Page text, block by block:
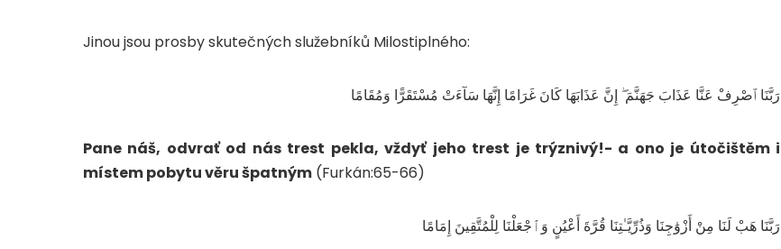
Jinou jsou prosby skutečných služebníků Milostiplného:
رَبَّنَا ٱصْرِفْ عَنَّا عَذَابَ جَهَنَّمَ ۖ إِنَّ عَذَابَهَا كَانَ غَرَامًا إِنَّهَا سَآءَتْ مُسْتَقَرًّا وَمُقَامًا
Pane náš, odvrať od nás trest pekla, vždyť jeho trest je trýznivý!- a ono je útočištěm i
místem pobytu věru špatným (Furkán:65-66)
رَبَّنَا هَبْ لَنَا مِنْ أَزْوَٰجِنَا وَذُرِّيَّـٰتِنَا قُرَّةَ أَعْيُنٍ وَٱجْعَلْنَا لِلْمُتَّقِينَ إِمَامًا